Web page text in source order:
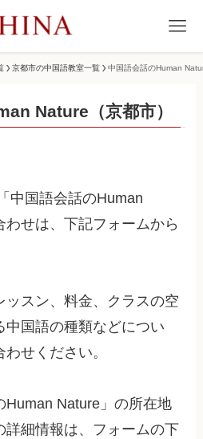
京都市の中国語教室一覧 中国語会話のHuman
Nature（京都市）
中国語会話のHuman
せは、下記フォームから
ッスン、料金、クラスの空
中国語の種類などについ
せください。
Human Nature」の所在地
詳細情報は、フォームの下